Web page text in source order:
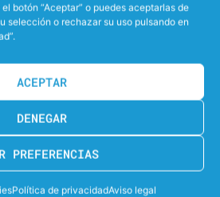
botón “Aceptar” o puedes aceptarlas de
selección o rechazar su uso pulsando en
ACEPTAR
DENEGAR
PREFERENCIAS
Política de privacidadAviso legal
1:56
Laura Ferrer
de 18s.
10-6